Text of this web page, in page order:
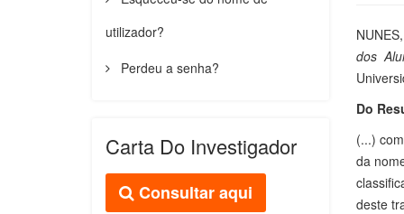
utilizador?
Perdeu a senha?
Carta Do Investigador
Consultar aqui
dos
Do
(...)
da
deste